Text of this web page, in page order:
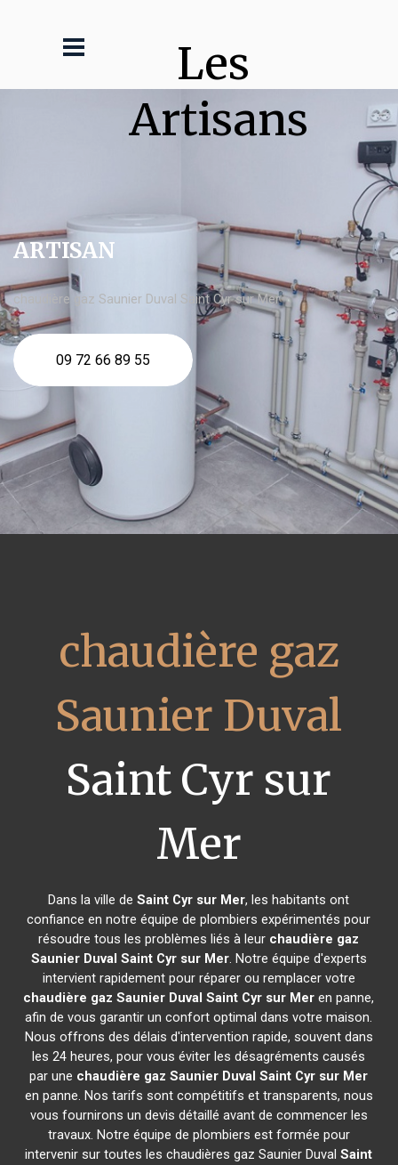
Les
Artisans
ARTISAN
chaudière gaz Saunier Duval Saint Cyr sur Mer
09 72 66 89 55
chaudière gaz
Saunier Duval
Saint Cyr sur
Mer
Dans la ville deSaint Cyr sur Mer, les habitants ont
confiance en notre équipe de plombiers expérimentés pour
résoudre tous les problèmes liés à leur chaudière gaz
Saunier Duval Saint Cyr sur Mer. Notre équipe d'experts
intervient rapidement pour réparer ou remplacer votre
chaudière gaz Saunier Duval Saint Cyr sur Mer en panne,
afin de vous garantir un confort optimal dans votre maison.
Nous offrons des délais d'intervention rapide, souvent dans
les 24 heures, pour vous éviter les désagréments causés
par une chaudière gaz Saunier Duval Saint Cyr sur Mer
en panne. Nos tarifs sont compétitifs et transparents, nous
vous fournirons un devis détaillé avant de commencer les
travaux. Notre équipe de plombiers est formée pour
intervenir sur toutes les chaudières gaz Saunier DuvalSaint